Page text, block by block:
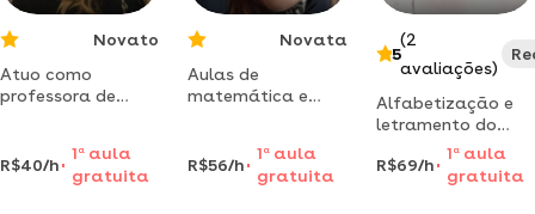
Novato
Atuo como
professora de
forma lúdica a
leitura. sou
R$40/h
1 aaula
gratuita
Novata
Aulas de
matemática e
(40,00 por aula)
fisica e química (
R$56/h
1 a aula
gratuita
5
(2
avaliações)
Alfabetização e
letramento do
fundamental e
adultos com aulas
R$69/h
1 aaula
gratuita